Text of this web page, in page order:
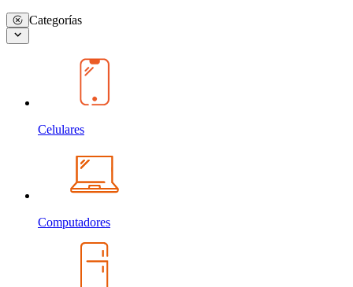
Categorías
Celulares
Computadores